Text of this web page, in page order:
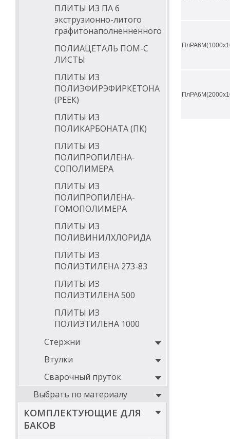
ПЛИТЫ ИЗ ПА 6
экструзионно-литого
графитонаполненненного
ПОЛИАЦЕТАЛЬ ПОМ-С
ЛИСТЫ
ПЛИТЫ ИЗ
ПОЛИЭФИРЭФИРКЕТОНА
(РЕЕК)
ПЛИТЫ ИЗ
ПОЛИКАРБОНАТА (ПК)
ПЛИТЫ ИЗ
ПОЛИПРОПИЛЕНА-
СОПОЛИМЕРА
ПЛИТЫ ИЗ
ПОЛИПРОПИЛЕНА-
ГОМОПОЛИМЕРА
ПЛИТЫ ИЗ
ПОЛИВИНИЛХЛОРИДА
ПЛИТЫ ИЗ
ПОЛИЭТИЛЕНА 273-83
ПЛИТЫ ИЗ
ПОЛИЭТИЛЕНА 500
ПЛИТЫ ИЗ
ПОЛИЭТИЛЕНА 1000
Стержни
Втулки
Сварочный пруток
Выбрать по материалу
КОМПЛЕКТУЮЩИЕ ДЛЯ
БАКОВ